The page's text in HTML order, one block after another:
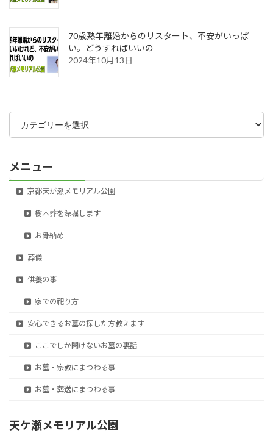
70歳熟年離婚からのリスタート、不安がいっぱ
い。どうすればいいの
2024年10月13日
カ
ゴ
ー
メニュー
京都天が瀬メモリアル公園
樹木葬を深堀します
お骨納め
葬儀
供養の事
家での祀り方
安心できるお墓の探した方教えます
ここでしか聞けないお墓の裏話
お墓・宗教にまつわる事
お墓・葬送にまつわる事
天ケ瀬メモリアル公園